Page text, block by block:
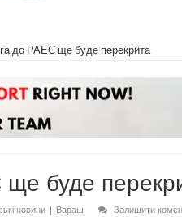
до РАЕС ще буде перекрита
буде
новини | Вараш Залишити